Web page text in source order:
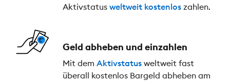
Aktivstatus weltweit kostenlos zahlen.
Geld abheben und einzahlen
Mit dem Aktivstatus weltweit fast
überall kostenlos Bargeld abheben am